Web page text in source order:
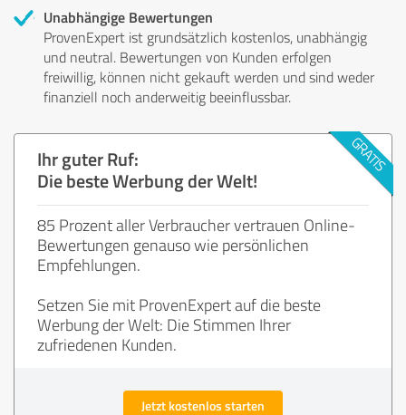
Unabhängige Bewertungen
ProvenExpert ist grundsätzlich kostenlos, unabhängig
und neutral. Bewertungen von Kunden erfolgen
freiwillig, können nicht gekauft werden und sind weder
finanziell noch anderweitig beeinflussbar.
Ihr guter Ruf:
Die beste Werbung der Welt!
85 Prozent aller Verbraucher vertrauen Online-
Bewertungen genauso wie persönlichen
Empfehlungen.
Setzen Sie mit ProvenExpert auf die beste
Werbung der Welt: Die Stimmen Ihrer
zufriedenen Kunden.
Jetzt kostenlos starten